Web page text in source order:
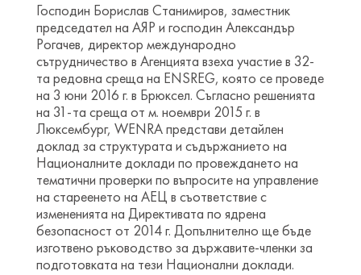
Господин Борислав Станимиров, заместник
председател на АЯР и господин Александър
Рогачев, директор международно
сътрудничество в Агенцията взеха участие в 32-
та редовна среща на ENSREG, която се проведе
на 3 юни 2016 г. в Брюксел. Съгласно решенията
на 31-та среща от м. ноември 2015 г. в
Люксембург, WENRA представи детайлен
доклад за структурата и съдържанието на
Националните доклади по провеждането на
тематични проверки по въпросите на управление
на стареенето на АЕЦ в съответствие с
измененията на Директивата по ядрена
безопасност от 2014 г. Допълнително ще бъде
изготвено ръководство за държавите-членки за
подготовката на тези Национални доклади.